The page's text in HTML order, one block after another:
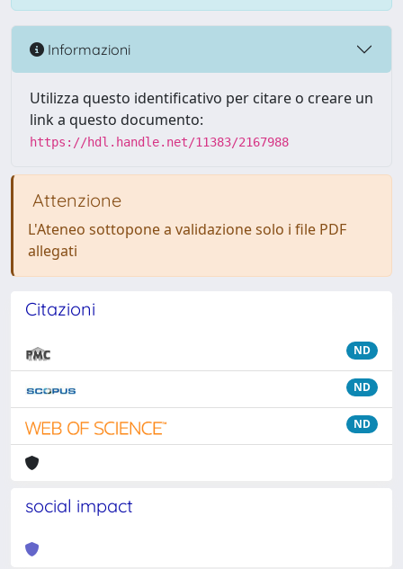
Informazioni
Utilizza questo identificativo per citare o creare un
link a questo documento:
https://hdl.handle.net/11383/2167988
Attenzione
L'Ateneo sottopone a validazione solo i file PDF
allegati
Citazioni
ND
ND
ND
social impact